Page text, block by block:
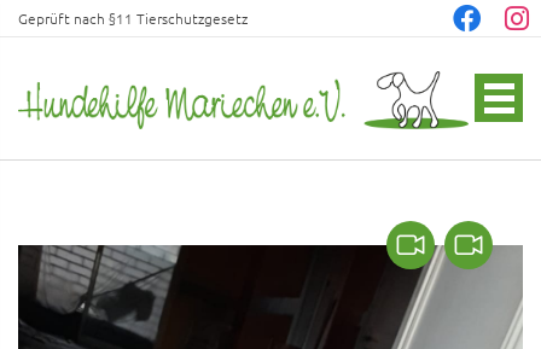
Geprüft nach §11 Tierschutzgesetz